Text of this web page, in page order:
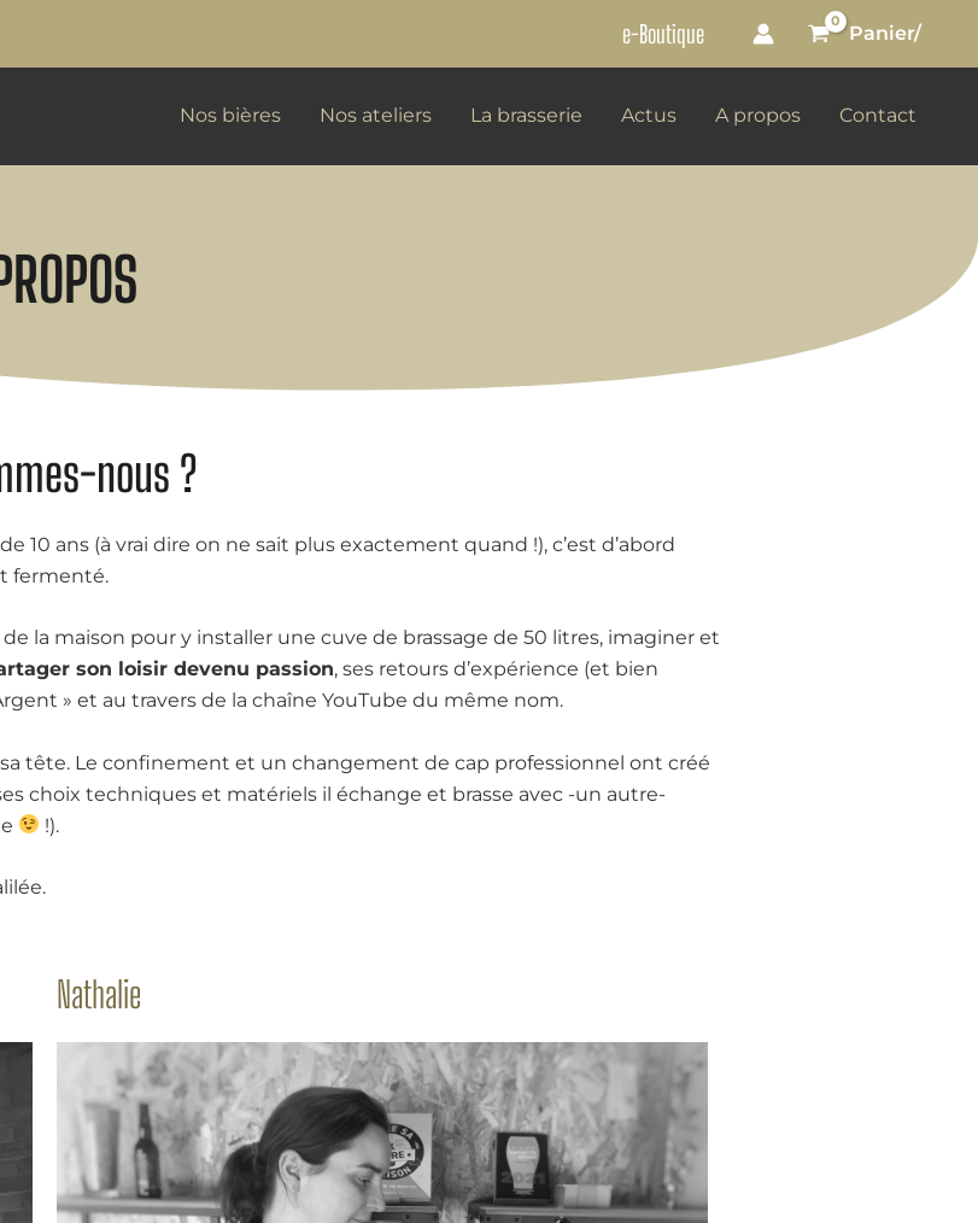
e-Boutique Panier/
Nos bières Nos ateliers La brasserie Actus A propos Contact
nous ?
10 ans (à vrai dire on ne sait plus exactement quand !), c’est d’abord
fermenté.
la maison pour y installer une cuve de brassage de 50 litres, imaginer et
son loisir devenu passion, ses retours d’expérience (et bien
» et au travers de la chaîne YouTube du même nom.
tête. Le confinement et un changement de cap professionnel ont créé
choix techniques et matériels il échange et brasse avec -un autre-
!).
Nathalie